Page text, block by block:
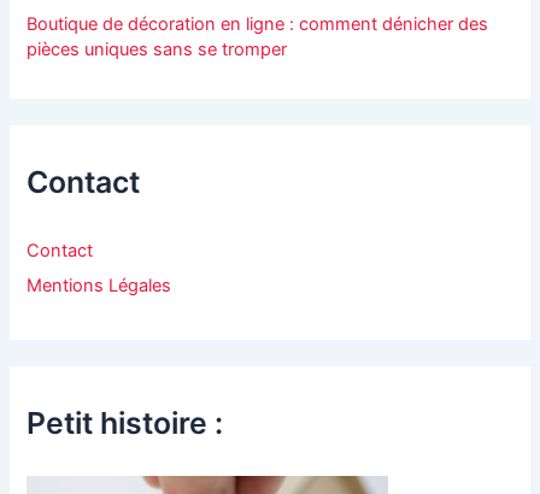
Boutique de décoration en ligne : comment dénicher des
pièces uniques sans se tromper
Contact
Contact
Mentions Légales
Petit histoire :